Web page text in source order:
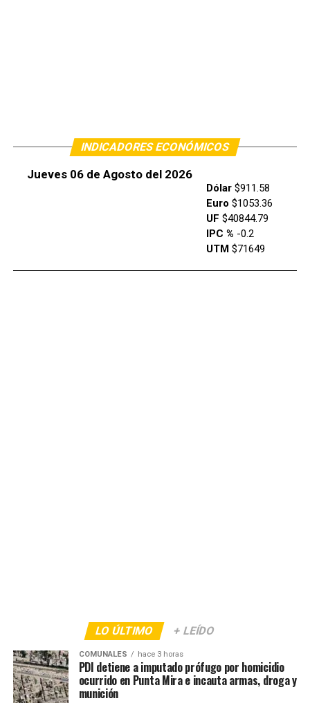
INDICADORES ECONÓMICOS
Jueves 06 de Agosto del 2026
Dólar$911.58
Euro $1053.36
UF $40844.79
IPC % -0.2
UTM$71649
LO ÚLTIMO + LEÍDO
COMUNALES hace 3 horas
PDI detiene a imputado prófugo por homicidio
ocurrido en Punta Mira e incauta armas, droga y
munición